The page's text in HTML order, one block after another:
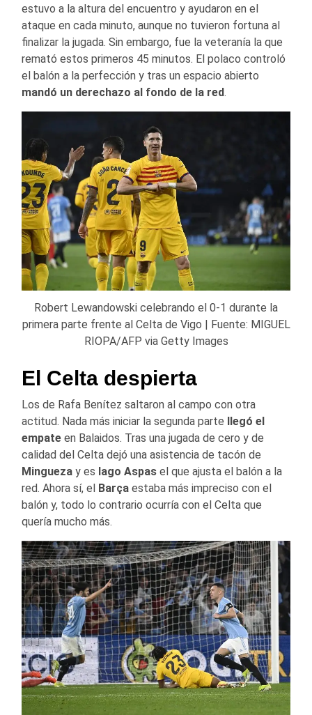
estuvo a la altura del encuentro y ayudaron en el
ataque en cada minuto, aunque no tuvieron fortuna al
finalizar la jugada. Sin embargo, fue la veteranía la que
remató estos primeros 45 minutos. El polaco controló
el balón a la perfección y tras un espacio abierto
mandó un derechazo al fondo de la red.
Robert Lewandowski celebrando el 0-1 durante la
primera parte frente al Celta de Vigo | Fuente: MIGUEL
RIOPA/AFP via Getty Images
El Celta despierta
Los de Rafa Benítez saltaron al campo con otra
actitud. Nada más iniciar la segunda parte
llegó el
empate en Balaidos. Tras una jugada de cero y de
calidad del Celta dejó una asistencia de tacón de
Mingueza y es Iago Aspas el que ajusta el balón a la
red. Ahora sí, el
Barça estaba más impreciso con el
balón y, todo lo contrario ocurría con el Celta que
quería mucho más.